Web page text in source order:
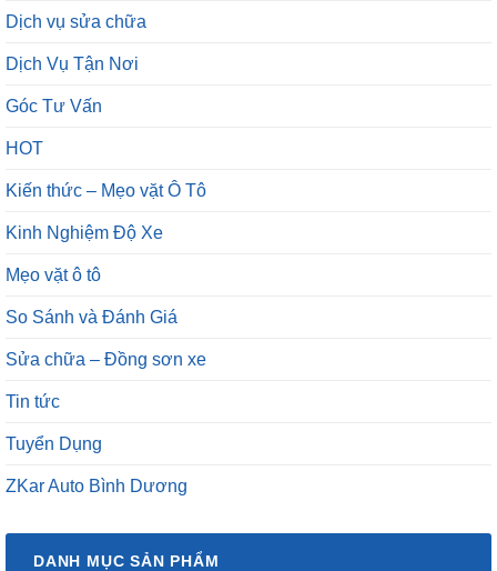
Dịch vụ sửa chữa
Dịch Vụ Tận Nơi
Góc Tư Vấn
HOT
Kiến thức – Mẹo vặt Ô Tô
Kinh Nghiệm Độ Xe
Mẹo vặt ô tô
So Sánh và Đánh Giá
Sửa chữa – Đồng sơn xe
Tin tức
Tuyển Dụng
ZKar Auto Bình Dương
DANH MỤC SẢN PHẨM